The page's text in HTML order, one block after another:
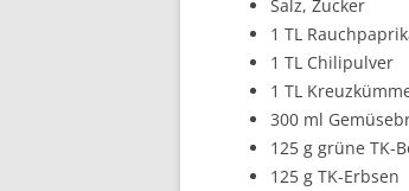
Salz, Zucker
1 TL
1 TL Chilipulver
1 TL
300 ml
125 g grüne TK-
125 g TK-Erbsen